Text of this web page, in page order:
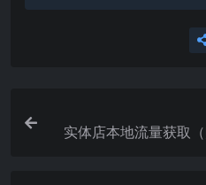
实体店本地流量获取